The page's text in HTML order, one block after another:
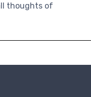
thoughts of